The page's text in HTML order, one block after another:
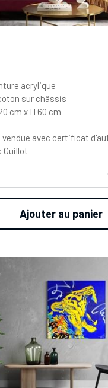
acrylique
sur châssis
cm x H 60 cm
vendue avec certificat
Guillot
Ajouter au panier